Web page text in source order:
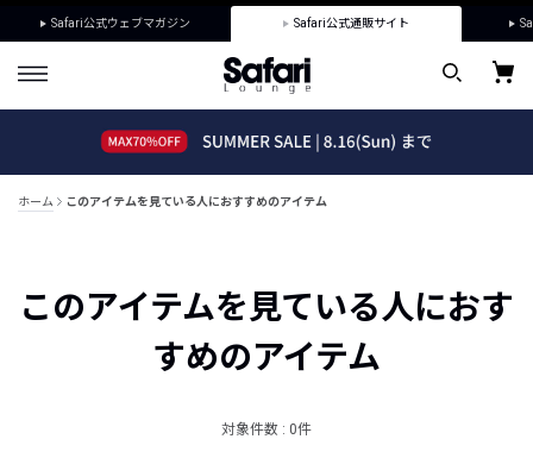
Safari公式ウェブマガジン Safari公式通販サイト
ホーム このアイテムを見ている人におすすめのアイテム
このアイテムを見ている人におす
すめのアイテム
対象件数 : 0件